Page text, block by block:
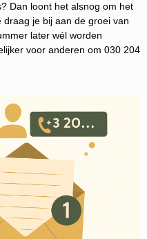
Dan loont het alsnog om het
je bij aan de groei van
later wél worden
voor anderen om 030 204